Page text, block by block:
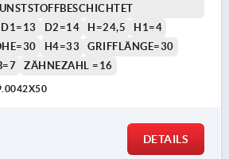
D1=13 D2=14 H=24,5
H1=4
H4=33
GRIFFLÄNGE=30
ZÄHNEZAHL =16
DETAILS